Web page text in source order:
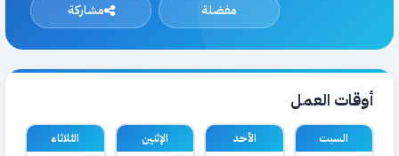
مفضلة مشاركة
أوقات العمل
السبت الأحد الإثنين الثلاثاء